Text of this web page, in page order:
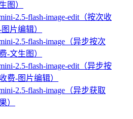
图）
2.5-flash-image-edit（按次收
片编辑）
2.5-flash-image（异步按次
-文生图）
2.5-flash-image-edit（异步按
费-图片编辑）
2.5-flash-image（异步获取
）